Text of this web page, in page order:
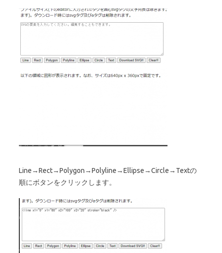
Line→Rect→Polygon→Polyline→Ellipse→Circle→Textの
順にボタンをクリックします。